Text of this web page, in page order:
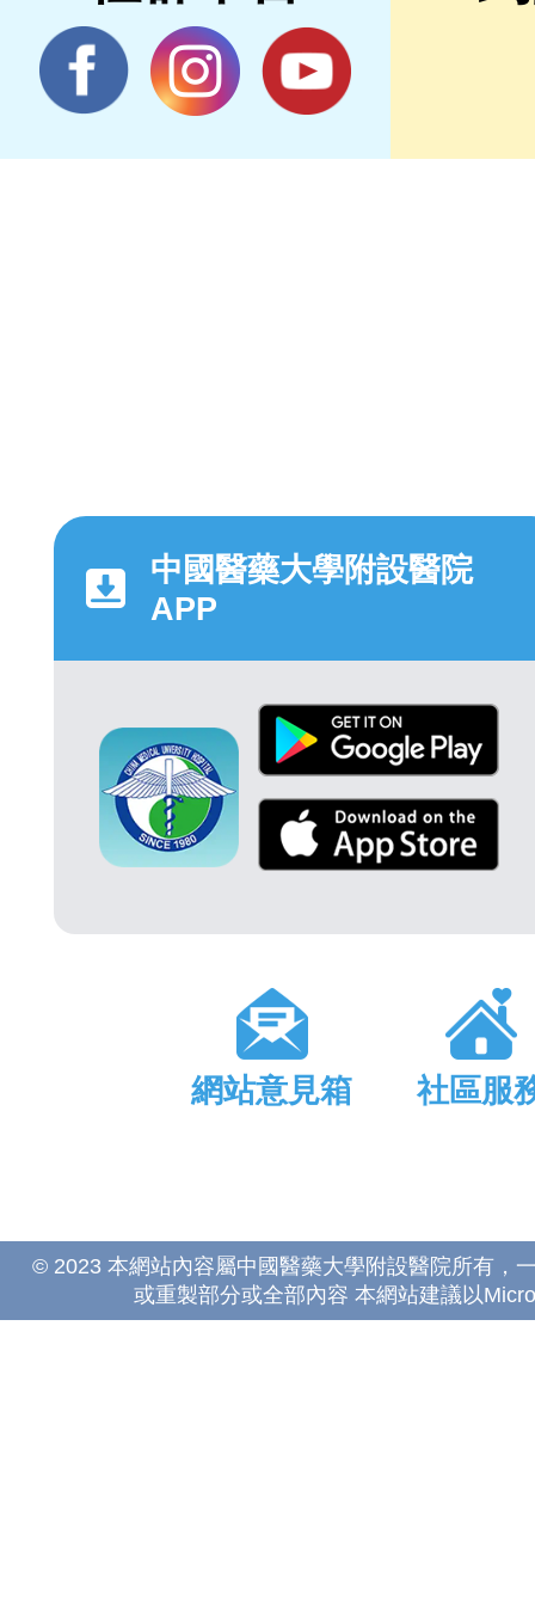
中國醫藥大學附設醫院
APP
網站意見箱 社區服
© 2023 本網站內容屬中國醫藥大學附設醫院所有，
或重製部分或全部內容 本網站建議以